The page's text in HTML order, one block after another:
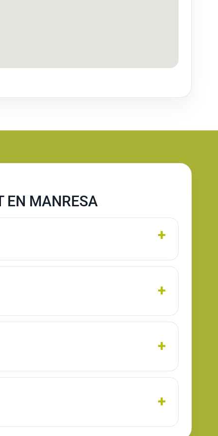
EN MANRESA